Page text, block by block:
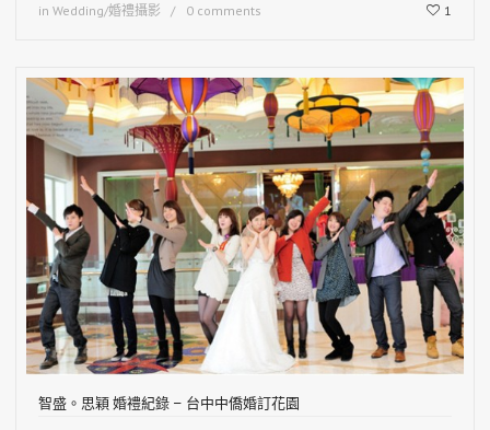
in Wedding/婚禮攝影 0 comments 1
智盛。思穎 婚禮紀錄 – 台中中僑婚訂花園